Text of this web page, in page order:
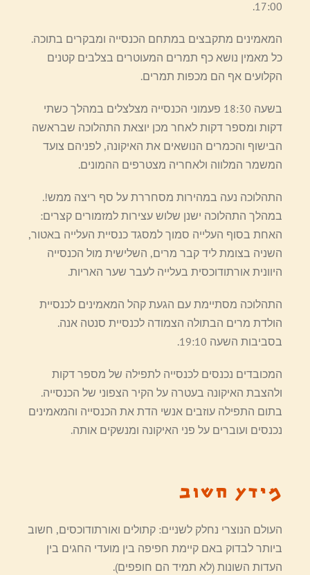
17:00.
המאמינים מתקבצים במתחם הכנסייה ומבקרים בתוכה.
כל מאמין נושא כף תמרים המעוטרים בצלבים קטנים
הקלועים אף הם מכפות תמרים.
בשעה 18:30 פעמוני הכנסייה מצלצלים במהלך כשתי
דקות ומספר דקות לאחר מכן יוצאת התהלוכה שבראשה
הבישוף והכמרים הנושאים את האיקונה, לפניהם צועד
המשמר המלווה ולאחריה מצטרפים ההמונים.
התהלוכה נעה במהירות מסחררת על סף ריצה ממש!.
במהלך התהלוכה ישנן שלוש עצירות למזמורים קצרים:
האחת בסוף העלייה סמוך למסגד כנסיית העלייה באטור,
השניה בצומת ליד קבר מרים, השלישית מול הכנסייה
היוונית אורתודוכסית בעלייה לעבר שער האריות.
התהלוכה מסתיימת עם הגעת קהל המאמינים לכנסיית
הולדת מרים הבתולה הצמודה לכנסיית סנטה אנה.
בסביבות השעה 19:10.
המכובדים נכנסים לכנסייה לתפילה של מספר דקות
ולהצבת האיקונה בעטרה על הקיר הצפוני של הכנסייה.
בתום התפילה עוזבים אנשי הדת את הכנסייה והמאמינים
נכנסים ועוברים על פני האיקונה ומנשקים אותה.
מידע חשוב
העולם הנוצרי נחלק לשניים: קתולים ואורתודוכסים, חשוב
ביותר לבדוק באם קיימת חפיפה בין מועדי החגים בין
העדות השונות (לא תמיד הם חופפים).